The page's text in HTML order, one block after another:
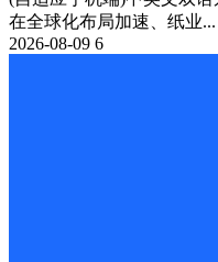
在全球化布局加速、纸业...
2026-08-09 6